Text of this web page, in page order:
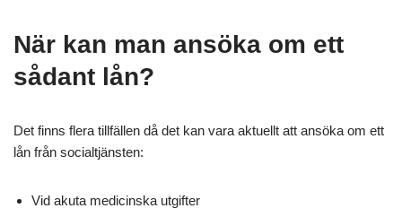
När kan man ansöka om ett
sådant lån?
Det finns flera tillfällen då det kan vara aktuellt att ansöka om ett
lån från socialtjänsten:
Vid akuta medicinska utgifter